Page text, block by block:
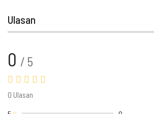
Ulasan
0 / 5
0 Ulasan